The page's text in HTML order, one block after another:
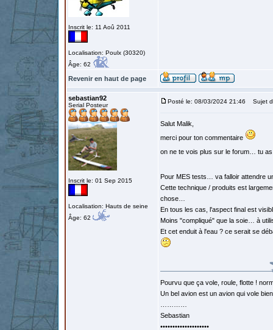
Inscrit le: 11 Aoû 2011
Localisation: Poulx (30320)
Âge: 62
Revenir en haut de page
sebastian92
Serial Posteur
Inscrit le: 01 Sep 2015
Localisation: Hauts de seine
Âge: 62
Posté le: 08/03/2024 21:46 Sujet
Salut Malik,
merci pour ton commentaire
on ne te vois plus sur le forum… tu
Pour MES tests… va falloir attendre
Cette technique / produits est
chose…
En tous les cas, l'aspect final est
Moins "compliqué" que la soie… à
Et cet enduit à l'eau ? ce serait se
Pourvu que ça vole, roule, flotte !
Un bel avion est un avion qui vole
Sebastian
••••••••••••••••••••